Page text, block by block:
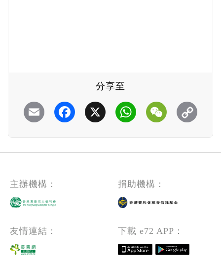
分享至
Email Facebook
X WhatsAppWeChat
主辦機構： 捐助機構：
友情連結： 下載 e72 APP：